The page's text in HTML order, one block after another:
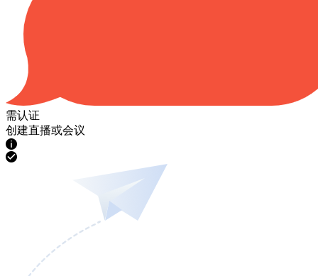
需认证
创建直播或会议